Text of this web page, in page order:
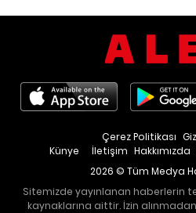
Künye İletişim Hakkımızda
Çerez Politikası
2026 © Tüm Medya
Sitemizde yayınlanan haberlerin
kaynaklarına aittir. İzin